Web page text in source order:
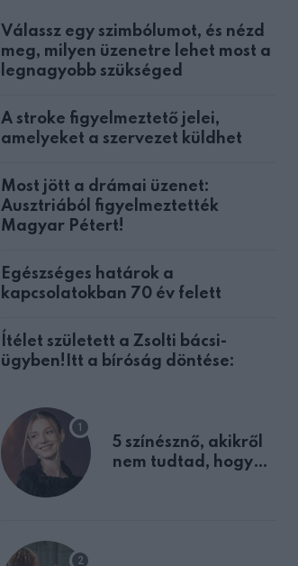
Válassz egy szimbólumot, és nézd
meg, milyen üzenetre lehet most a
legnagyobb szükséged
A stroke figyelmeztető jelei,
amelyeket a szervezet küldhet
Most jött a drámai üzenet:
Ausztriából figyelmeztették
Magyar Pétert!
Egészséges határok a
kapcsolatokban 70 év felett
Ítélet született a Zsolti bácsi-
ügyben!Itt a bíróság döntése:
5 színésznő, akikről
nem tudtad, hogy